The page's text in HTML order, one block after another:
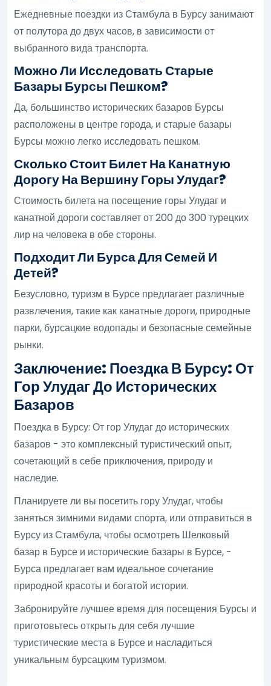
Ежедневные поездки из Стамбула в Бурсу занимают
от полутора до двух часов, в зависимости от
выбранного вида транспорта.
Можно Ли Исследовать Старые
Базары Бурсы Пешком?
Да, большинство исторических базаров Бурсы
расположены в центре города, и старые базары
Бурсы можно легко исследовать пешком.
Сколько Стоит Билет На Канатную
Дорогу На Вершину Горы Улудаг?
Стоимость билета на посещение горы Улудаг и
канатной дороги составляет от 200 до 300 турецких
лир на человека в обе стороны.
Подходит Ли Бурса Для Семей И
Детей?
Безусловно, туризм в Бурсе предлагает различные
развлечения, такие как канатные дороги, природные
парки, бурсацкие водопады и безопасные семейные
рынки.
Заключение: Поездка В Бурсу: От
Гор Улудаг До Исторических
Базаров
Поездка в Бурсу: От гор Улудаг до исторических
базаров - это комплексный туристический опыт,
сочетающий в себе приключения, природу и
наследие.
Планируете ли вы посетить гору Улудаг, чтобы
заняться зимними видами спорта, или отправиться в
Бурсу из Стамбула, чтобы осмотреть Шелковый
базар в Бурсе и исторические базары в Бурсе, -
Бурса предлагает вам идеальное сочетание
природной красоты и богатой истории.
Забронируйте лучшее время для посещения Бурсы и
приготовьтесь открыть для себя лучшие
туристические места в Бурсе и насладиться
уникальным бурсацким туризмом.